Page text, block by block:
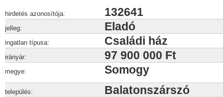
hirdetés azonosítója: 132641
jelleg: Eladó
ingatlan típusa: Családi ház
irányár: 97 900 000 Ft
megye: Somogy
település: Balatonszárszó